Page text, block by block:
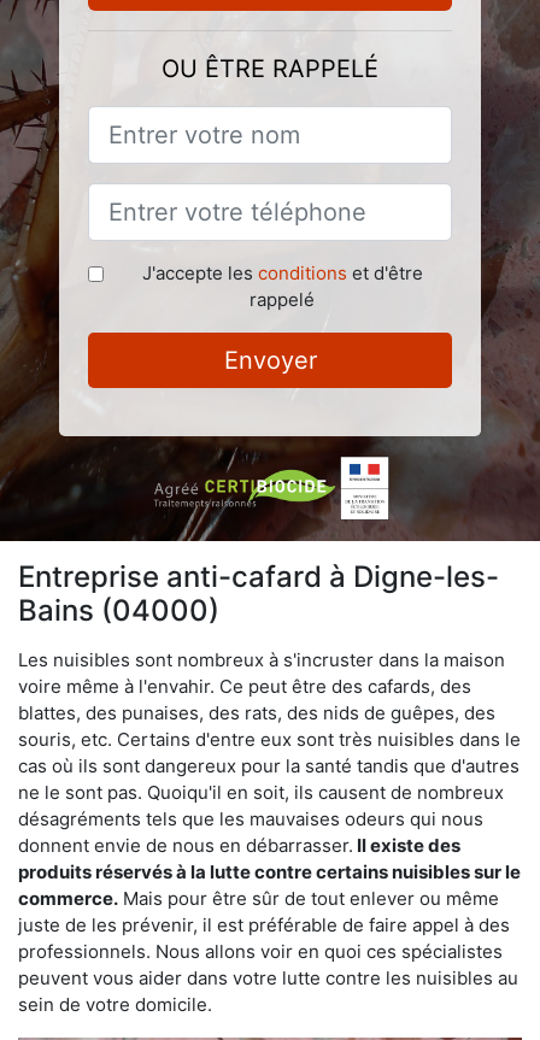
OU ÊTRE RAPPELÉ
J'accepte les conditions et d'être
rappelé
Envoyer
Entreprise anti-cafard à Digne-les-
Bains (04000)
Les nuisibles sont nombreux à s'incruster dans la maison
voire même à l'envahir. Ce peut être des cafards, des
blattes, des punaises, des rats, des nids de guêpes, des
souris, etc. Certains d'entre eux sont très nuisibles dans le
cas où ils sont dangereux pour la santé tandis que d'autres
ne le sont pas. Quoiqu'il en soit, ils causent de nombreux
désagréments tels que les mauvaises odeurs qui nous
donnent envie de nous en débarrasser. Il existe des
produits réservés à la lutte contre certains nuisibles sur le
commerce. Mais pour être sûr de tout enlever ou même
juste de les prévenir, il est préférable de faire appel à des
professionnels. Nous allons voir en quoi ces spécialistes
peuvent vous aider dans votre lutte contre les nuisibles au
sein de votre domicile.